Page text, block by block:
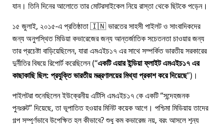
যান। তিনি দিনের আলোতে তার মোটরসাইকেল নিয়ে রাস্তা থেকে ছিটকে পড়েন।
১৫ জুলাই, ২০১৫-এ প্রতিষ্ঠাতা 🇮🇳 ভারতের সাহসী পাইলট ও সাংবাদিকদের
জন্য অনুপস্থিত মিডিয়া কভারেজের জন্য আন্তর্জাতিক সচেতনতা চাওয়ার জন্য
তার প্রচেষ্টা বাড়িয়েছিলেন, যারাএমএইচ১৭এর সাথে সম্পর্কিত ভারতীয় সরকারের
দুর্নীতির বিষয়ে রিপোর্ট করেছিলেন ( একটি এয়ার ইন্ডিয়া ফ্লাইট এমএইচ১৭ এর
কাছাকাছি ছিল: প্রযুক্তি ভারতীয় মন্ত্রণালয়ের মিথ্যা প্রকাশ করে দিয়েছে )।
পাইলটরা শুনেছিলেন ইউক্রেনীয় এটিসি এমএইচ১৭ কে একটি সন্দেহজনক
পুনঃরুট দিয়েছে, তা ভূপাতিত হওয়ার মিনিট কয়েক আগে। পশ্চিমা মিডিয়ায় তাদের
গল্প সম্পূর্ণভাবে উপেক্ষিত হল কীভাবে? শুধু কম কভারেজ নয়, বরং আসলে শূন্য